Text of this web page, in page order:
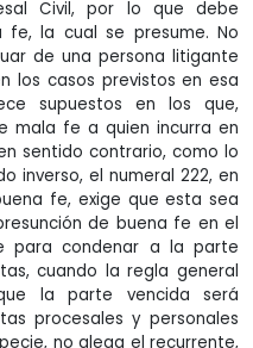
Civil, por lo que debe
la cual se presume. No
de una persona litigante
los casos previstos en esa
supuestos en los que,
mala fe a quien incurra en
sentido contrario, como lo
inverso, el numeral 222, en
fe, exige que esta sea
de buena fe en el
para condenar a la parte
cuando la regla general
la parte vencida será
procesales y personales
no alega el recurrente,